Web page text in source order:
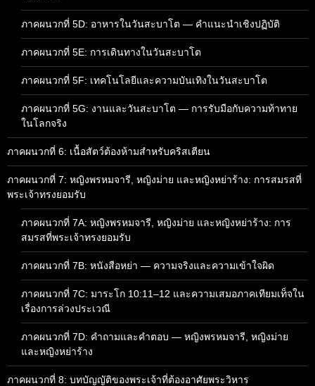
ภาคผนวกที่ 5D: อาหารในวันสะบาโต — คำแนะนำเชิงปฏิบัติ
ภาคผนวกที่ 5E: การเดินทางในวันสะบาโต
ภาคผนวกที่ 5F: เทคโนโลยีและความบันเทิงในวันสะบาโต
ภาคผนวกที่ 5G: งานและวันสะบาโต — การรับมือกับความท้าทาย
ในโลกจริง
ภาคผนวกที่ 6: เนื้อสัตว์ต้องห้ามสำหรับคริสเตียน
ภาคผนวกที่ 7: หญิงพรหมจารี, หญิงม่าย และหญิงหย่าร้าง: การสมรสที่
พระเจ้าทรงยอมรับ
ภาคผนวกที่ 7A: หญิงพรหมจารี, หญิงม่าย และหญิงหย่าร้าง: การ
สมรสที่พระเจ้าทรงยอมรับ
ภาคผนวกที่ 7B: หนังสือหย่า — ความจริงและความเข้าใจผิด
ภาคผนวกที่ 7C: มาระโก 10:11–12 และความเสมอภาคเทียมเท็จใน
เรื่องการล่วงประเวณี
ภาคผนวกที่ 7D: คำถามและคำตอบ — หญิงพรหมจารี, หญิงม่าย
และหญิงหย่าร้าง
ภาคผนวกที่ 8: บทบัญญัติของพระเจ้าที่ต้องอาศัยพระวิหาร